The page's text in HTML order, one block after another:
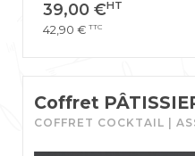
39,00 €HT
42,90 € TTC
Coffret
COFFRET COCKTAIL |